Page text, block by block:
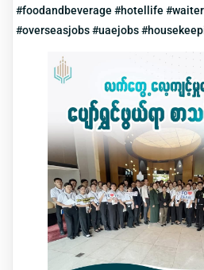
#foodandbeverage #hotellife
#overseasjobs #uaejobs